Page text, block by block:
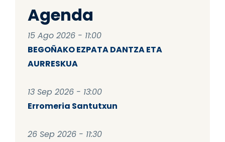
Agenda
15 Ago 2026 - 11:00
BEGOÑAKO EZPATA DANTZA ETA
AURRESKUA
13 Sep 2026 - 13:00
Erromeria Santutxun
26 Sep 2026 - 11:30